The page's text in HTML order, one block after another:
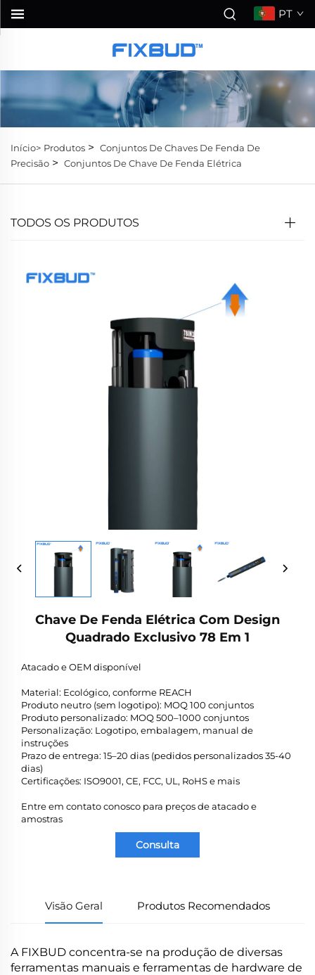
PT
Início> Produtos > Conjuntos De Chaves De Fenda De
Precisão > Conjuntos De Chave De Fenda Elétrica
TODOS OS PRODUTOS
Chave De Fenda Elétrica Com Design
Quadrado Exclusivo 78 Em 1
Atacado e OEM disponível
Material: Ecológico, conforme REACH
Produto neutro (sem logotipo): MOQ 100 conjuntos
Produto personalizado: MOQ 500–1000 conjuntos
Personalização: Logotipo, embalagem, manual de
instruções
Prazo de entrega: 15–20 dias (pedidos personalizados 35-40
dias)
Certificações: ISO9001, CE, FCC, UL, RoHS e mais
Entre em contato conosco para preços de atacado e
amostras
Consulta
Visão Geral Produtos Recomendados
A FIXBUD concentra-se na produção de diversas
ferramentas manuais e ferramentas de hardware de